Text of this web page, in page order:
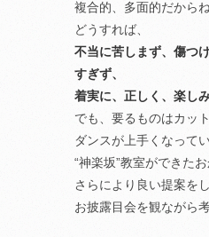
複合的、多面的だからね
どうすれば、
不当に苦しまず、傷つ
すぎず、
着実に、正しく、楽し
でも、要るものはカッ
ダンスが上手くなって
“神楽坂”教室ができたお
さらにより良い提案を
お披露目会を観ながら